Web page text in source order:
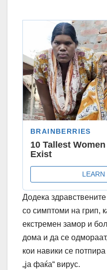
Додека
со симптоми на грип,
екстремен замор и
дома и да се
кои навики се
„ја фаќа“ вирус.